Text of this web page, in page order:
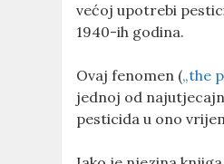
većoj upotrebi
1940-ih godina.
Ovaj fenomen („the
jednoj od
pesticida u ono